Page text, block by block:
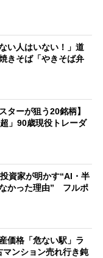
い人はいない！」道
きそば「やきそば弁
ターが狙う20銘柄】
超」90歳現役トレーダ
資家が明かす“AI・半
かった理由” フルポ
価格「危ない駅」ラ
マンション売れ行き鈍